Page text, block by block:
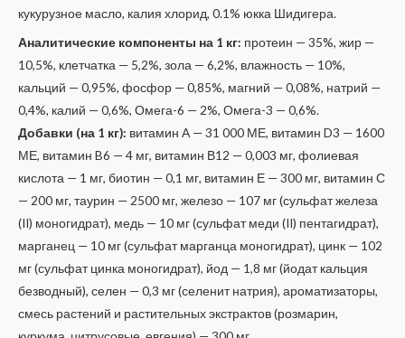
кукурузное масло, калия хлорид, 0.1% юкка Шидигера.
Аналитические компоненты на 1 кг: протеин — 35%, жир —
10,5%, клетчатка — 5,2%, зола — 6,2%, влажность — 10%,
кальций — 0,95%, фосфор — 0,85%, магний — 0,08%, натрий —
0,4%, калий — 0,6%, Омега-6 — 2%, Омега-3 — 0,6%.
Добавки (на 1 кг): витамин А — 31 000 МЕ, витамин D3 — 1600
МЕ, витамин B6 — 4 мг, витамин В12 — 0,003 мг, фолиевая
кислота — 1 мг, биотин — 0,1 мг, витамин Е — 300 мг, витамин С
— 200 мг, таурин — 2500 мг, железо — 107 мг (сульфат железа
(II) моногидрат), медь — 10 мг (сульфат меди (II) пентагидрат),
марганец — 10 мг (сульфат марганца моногидрат), цинк — 102
мг (сульфат цинка моногидрат), йод — 1,8 мг (йодат кальция
безводный), селен — 0,3 мг (селенит натрия), ароматизаторы,
смесь растений и растительных экстрактов (розмарин,